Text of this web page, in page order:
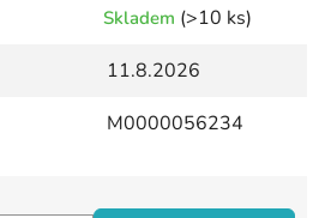
Skladem (>10 ks)
11.8.2026
M0000056234